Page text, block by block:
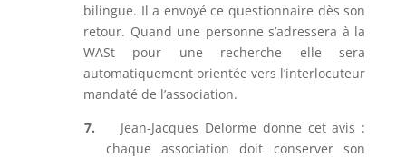
bilingue. Il a envoyé ce questionnaire dès son
retour. Quand une personne s’adressera à la
WASt pour une recherche elle sera
automatiquement orientée vers l’interlocuteur
mandaté de l’association.
7.
Jean-Jacques Delorme donne cet avis :
chaque association doit conserver son